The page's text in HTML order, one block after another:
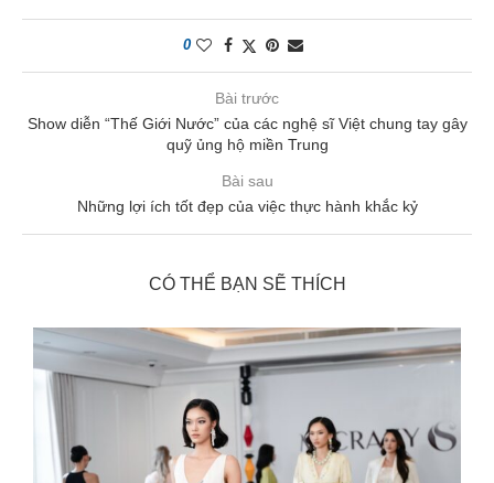
0
Bài trước
Show diễn “Thế Giới Nước” của các nghệ sĩ Việt chung tay gây
quỹ ủng hộ miền Trung
Bài sau
Những lợi ích tốt đẹp của việc thực hành khắc kỷ
CÓ THỂ BẠN SẼ THÍCH